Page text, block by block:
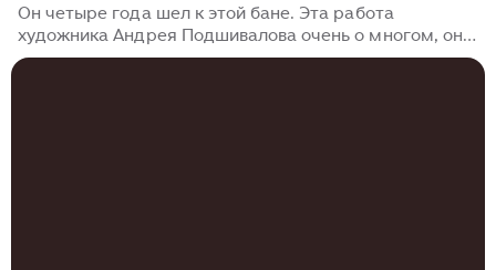
Он четыре года шел к этой бане. Эта работа
художника Андрея Подшивалова очень о многом, она
и о войне, о той смертельной усталости, которая